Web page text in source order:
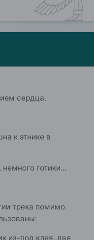
сердца.
к этнике в
готики...
трека помимо
из-под клея, две